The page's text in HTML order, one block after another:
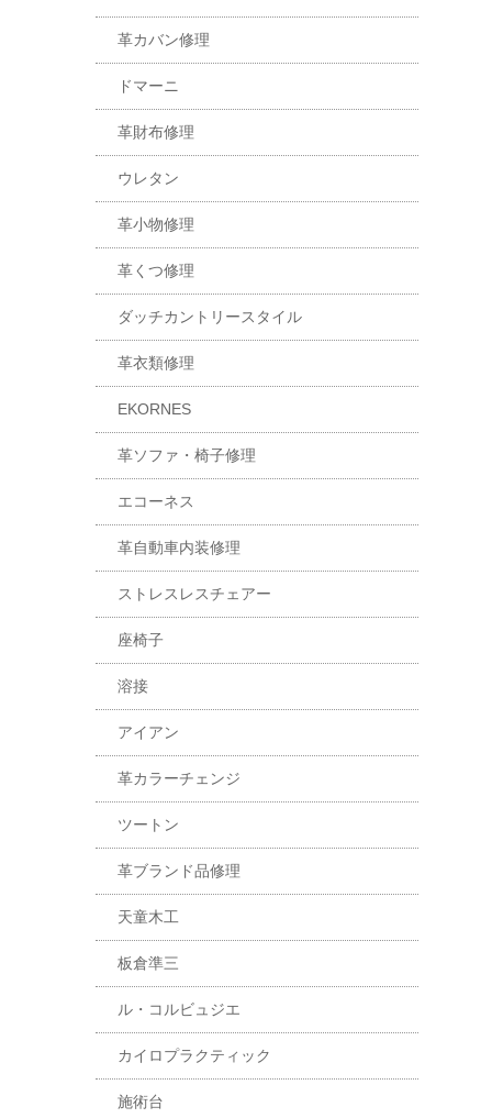
革カバン修理
ドマーニ
革財布修理
ウレタン
革小物修理
革くつ修理
ダッチカントリースタイル
革衣類修理
EKORNES
革ソファ・椅子修理
エコーネス
革自動車内装修理
ストレスレスチェアー
座椅子
溶接
アイアン
革カラーチェンジ
ツートン
革ブランド品修理
天童木工
板倉準三
ル・コルビュジエ
カイロプラクティック
施術台